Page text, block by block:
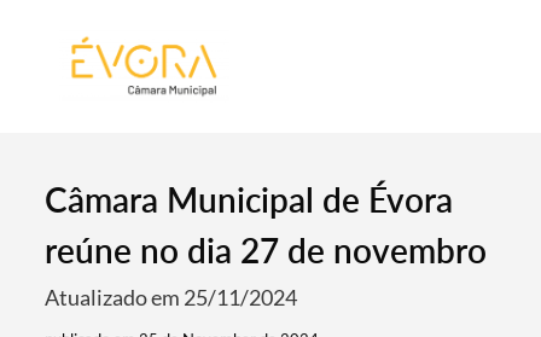
Câmara Municipal de Évora
reúne no dia 27 de novembro
Atualizado em 25/11/2024